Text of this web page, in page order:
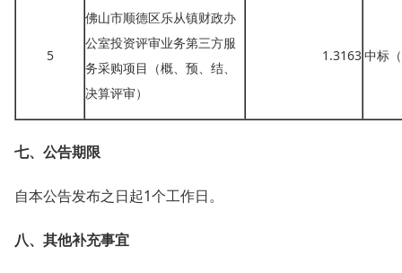
5
佛山市顺德区乐从镇财政办
公室投资评审业务第三方服
务采购项目（概、预、结、
决算评审）
1.3163中标
七、公告期限
自本公告发布之日起1个工作日。
八、其他补充事宜